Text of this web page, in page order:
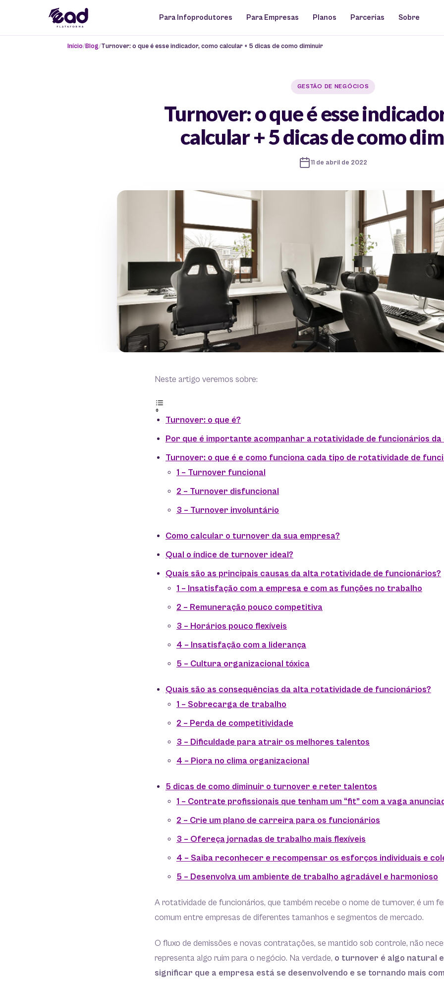
Para Infoprodutores Para Empresas Planos Parcerias Sobre
Início Blog Turnover: o que é esse indicador, como calcular + 5 dicas de como diminuir
GESTÃO DE NEGÓCIOS
Turnover: o que é esse
calcular + 5 dicas de como
11 de abril de 2022
Neste artigo veremos sobre:
Turnover: o que é?
Por que é importante acompanhar a rotatividade de funcionários da
Turnover: o que é e como funciona cada tipo de rotatividade de
1 – Turnover funcional
2 – Turnover disfuncional
3 – Turnover involuntário
Como calcular o turnover da sua empresa?
Qual o índice de turnover ideal?
Quais são as principais causas da alta rotatividade de funcionários?
1 – Insatisfação com a empresa e com as funções no trabalho
2 – Remuneração pouco competitiva
3 – Horários pouco flexíveis
4 – Insatisfação com a liderança
5 – Cultura organizacional tóxica
Quais são as consequências da alta rotatividade de funcionários?
1 – Sobrecarga de trabalho
2 – Perda de competitividade
3 – Dificuldade para atrair os melhores talentos
4 – Piora no clima organizacional
5 dicas de como diminuir o turnover e reter talentos
1 – Contrate profissionais que tenham um “fit” com a vaga
2 – Crie um plano de carreira para os funcionários
3 – Ofereça jornadas de trabalho mais flexíveis
4 – Saiba reconhecer e recompensar os esforços individuais e
5 – Desenvolva um ambiente de trabalho agradável e harmonioso
A rotatividade de funcionários, que também recebe o nome de turnover, é um
comum entre empresas de diferentes tamanhos e segmentos de mercado.
O fluxo de demissões e novas contratações, se mantido sob controle, não
representa algo ruim para o negócio. Na verdade, o turnover é algo natural
significar que a empresa está se desenvolvendo e se tornando mais